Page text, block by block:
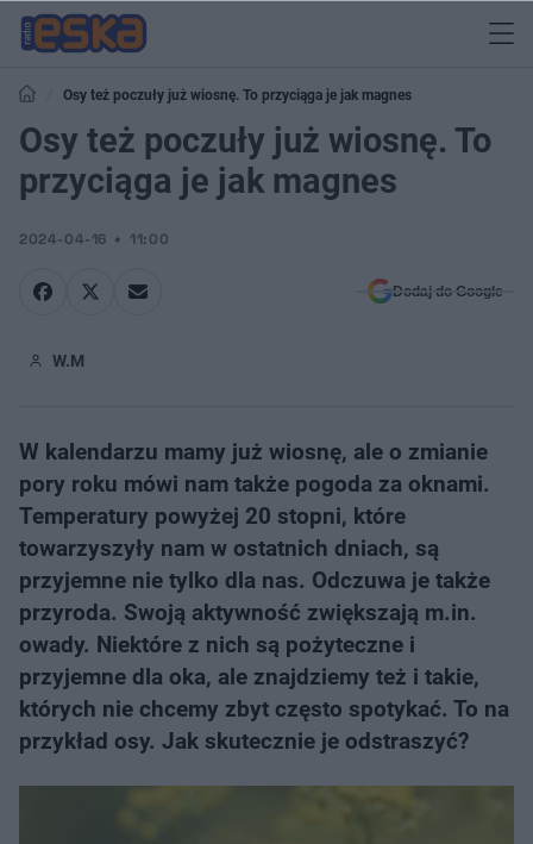
Osy też poczuły już wiosnę. To przyciąga je jak magnes
Osy też poczuły już wiosnę. To
przyciąga je jak magnes
2024-04-16 11:00
Dodaj do Google
W.M
W kalendarzu mamy już wiosnę, ale o zmianie
pory roku mówi nam także pogoda za oknami.
Temperatury powyżej 20 stopni, które
towarzyszyły nam w ostatnich dniach, są
przyjemne nie tylko dla nas. Odczuwa je także
przyroda. Swoją aktywność zwiększają m.in.
owady. Niektóre z nich są pożyteczne i
przyjemne dla oka, ale znajdziemy też i takie,
których nie chcemy zbyt często spotykać. To na
przykład osy. Jak skutecznie je odstraszyć?